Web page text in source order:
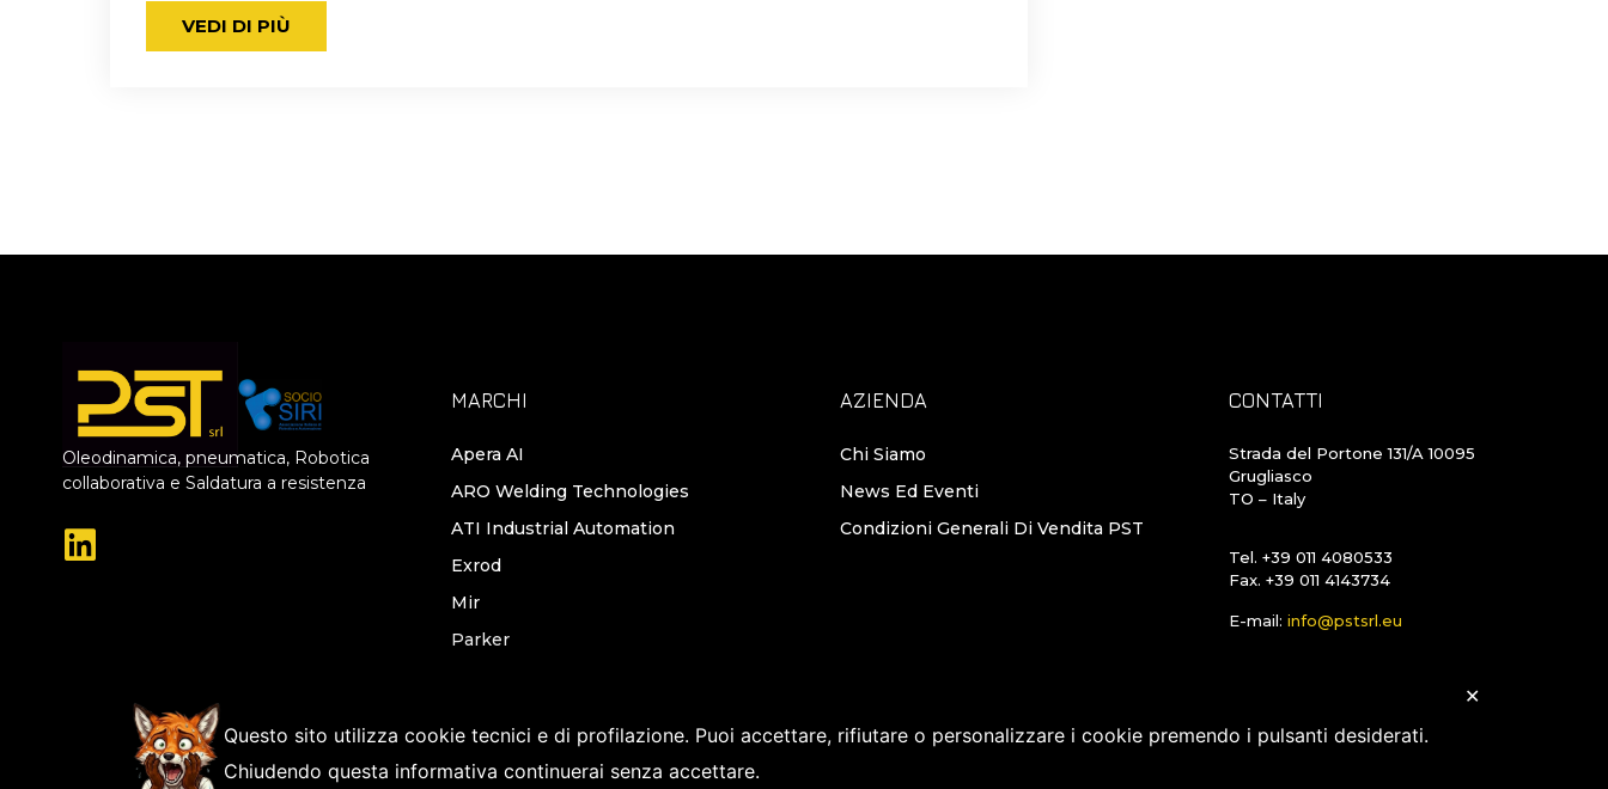
VEDI DI PIÙ
Oleodinamica, pneumatica, Robotica
collaborativa e Saldatura a resistenza
MARCHI
Apera AI
ARO Welding Technologies
ATI Industrial Automation
Exrod
Mir
Parker
Timmer
AZIENDA
Chi Siamo
News Ed Eventi
Condizioni Generali Di Vendita PST
CONTATTI
Strada del Portone 131/A 10095
Grugliasco
TO – Italy
Tel. +39 011 4080533
Fax. +39 011 4143734
E-mail: info@pstsrl.eu
✕
Questo sito utilizza cookie tecnici e di profilazione. Puoi accettare, rifiutare o personalizzare i cookie premendo i pulsanti desiderati.
Chiudendo questa informativa continuerai senza accettare.